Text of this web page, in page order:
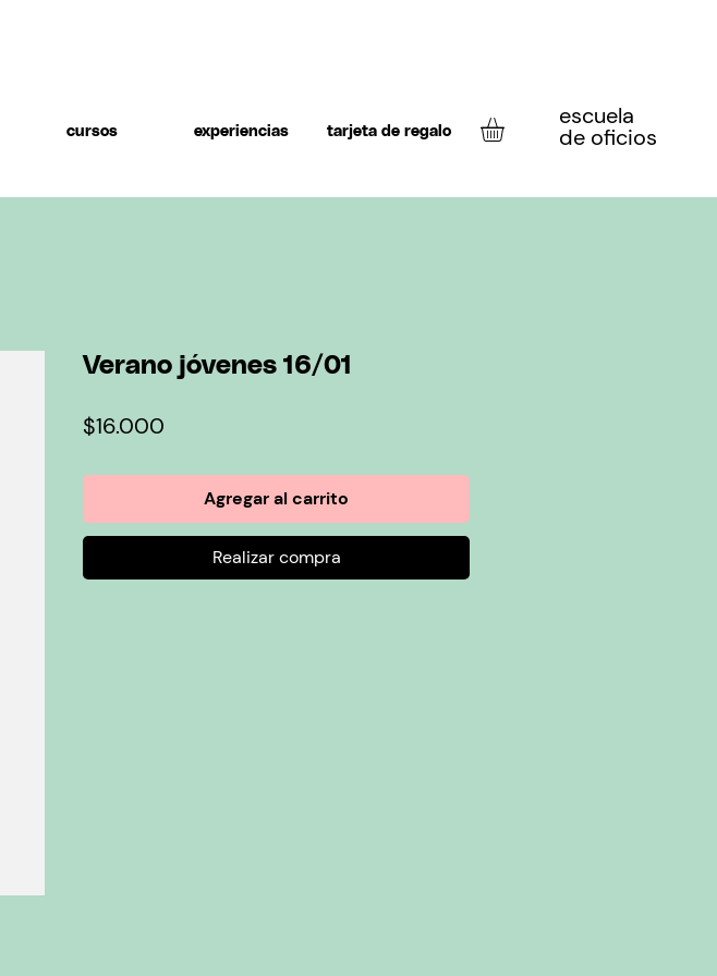
cursos experiencias tarjeta de regalo
escuela
de oficios
Verano jóvenes 16/01
$16.000
Agregar al carrito
Realizar compra